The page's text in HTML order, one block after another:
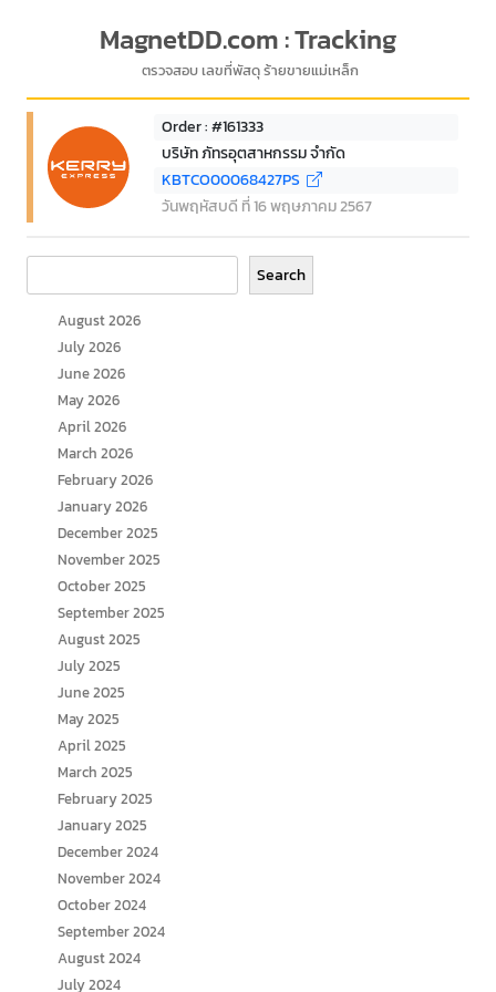
MagnetDD.com : Tracking
ตรวจสอบ เลขที่พัสดุ ร้ายขายแม่เหล็ก
Order : #161333
บริษัท ภัทรอุตสาหกรรม จำกัด
KBTCO00068427PS
วันพฤหัสบดี ที่ 16 พฤษภาคม 2567
Search
August 2026
July 2026
June 2026
May 2026
April 2026
March 2026
February 2026
January 2026
December 2025
November 2025
October 2025
September 2025
August 2025
July 2025
June 2025
May 2025
April 2025
March 2025
February 2025
January 2025
December 2024
November 2024
October 2024
September 2024
August 2024
July 2024